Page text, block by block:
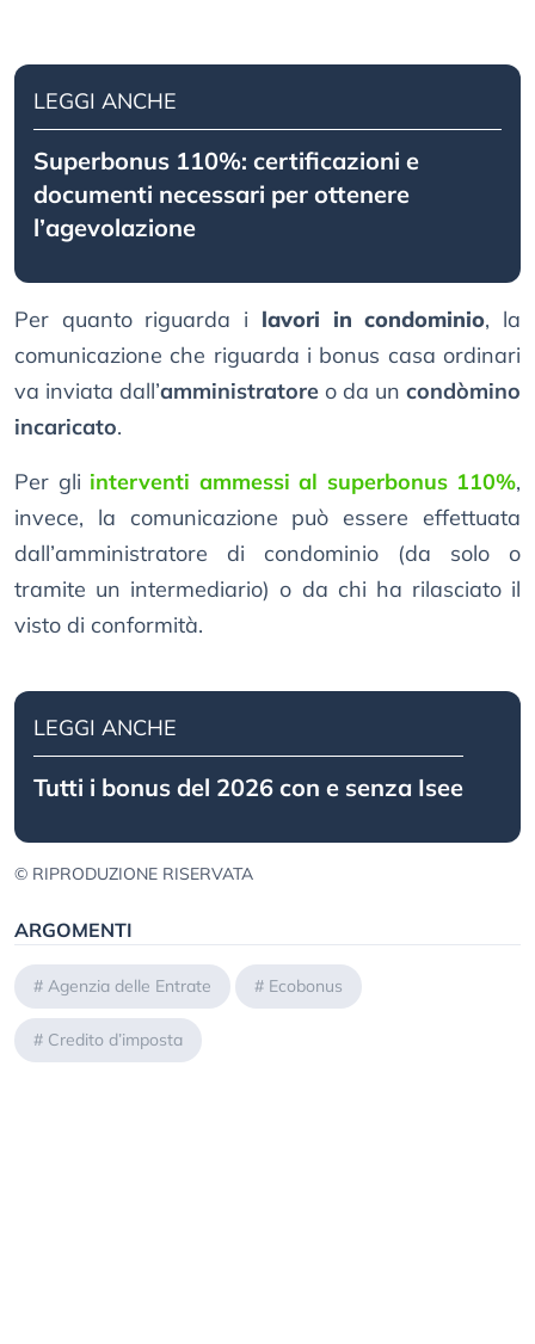
LEGGI ANCHE
Superbonus 110%: certificazioni e
documenti necessari per ottenere
l’agevolazione
Per quanto riguarda i lavori in condominio, la
comunicazione che riguarda i bonus casa ordinari
va inviata dall’amministratore o da un condòmino
incaricato.
Per gli interventi ammessi al superbonus 110%,
invece, la comunicazione può essere effettuata
dall’amministratore di condominio (da solo o
tramite un intermediario) o da chi ha rilasciato il
visto di conformità.
LEGGI ANCHE
Tutti i bonus del 2026 con e senza Isee
© RIPRODUZIONE RISERVATA
ARGOMENTI
# Agenzia delle Entrate # Ecobonus
# Credito d’imposta